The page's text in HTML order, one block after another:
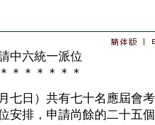
中六統一派位
＊＊＊＊＊＊
日）共有七十名應屆會考
安排，申請尚餘的二十五